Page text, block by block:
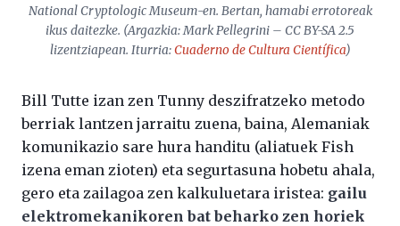
National Cryptologic Museum-en. Bertan, hamabi errotoreak
ikus daitezke. (Argazkia: Mark Pellegrini – CC BY-SA 2.5
lizentziapean. Iturria:Cuaderno de Cultura Científica)
Bill Tutte izan zen Tunny deszifratzeko metodo
berriak lantzen jarraitu zuena, baina, Alemaniak
komunikazio sare hura handitu (aliatuek Fish
izena eman zioten) eta segurtasuna hobetu ahala,
gero eta zailagoa zen kalkuluetara iristea: gailu
elektromekanikoren bat beharko zen horiek